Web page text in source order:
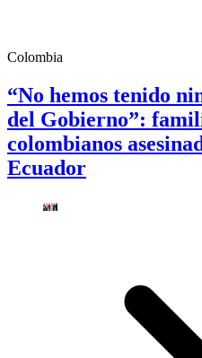
Colombia
“No hemos tenido
del Gobierno”:
colombianos
Ecuador